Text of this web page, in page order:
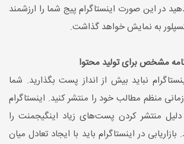
در این صورت اینستاگرام پیج شما را ارزشمند
به نمایش خواهد گذاشت.
مشخص برای تولید محتوا
نباید بیش از انداز پست بگذارید. شما
منظم مطالب خود را منتشر کنید. اینستاگرام
منتشر کردن پست‌های زیاد اینگیجمنت را
در اینستاگرام باید با ایجاد تعادل میان